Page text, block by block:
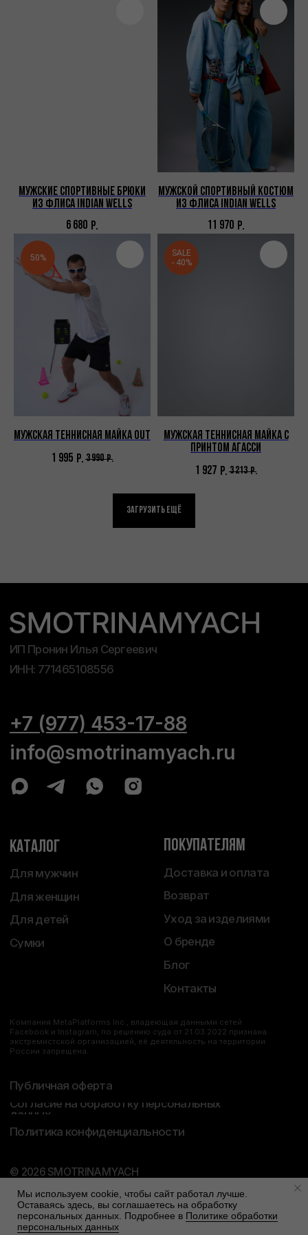
Мы используем cookie, чтобы сайт работал лучше.
Оставаясь здесь, вы соглашаетесь на обработку
персональных данных. Подробнее в Политике обработки
персональных данных
Мужские спортивные брюки
из флиса Indian Wells
6 680 Р.
Мужской спортивный костюм
из флиса Indian Wells
11 970 Р.
50%
Мужская теннисная майка OUT
1 995 Р. 3 990 Р.
SALE
- 40%
Мужская теннисная майка с
принтом Агасси
1 927 Р. 3 213 Р.
Загрузить ещё
Made on Tilda